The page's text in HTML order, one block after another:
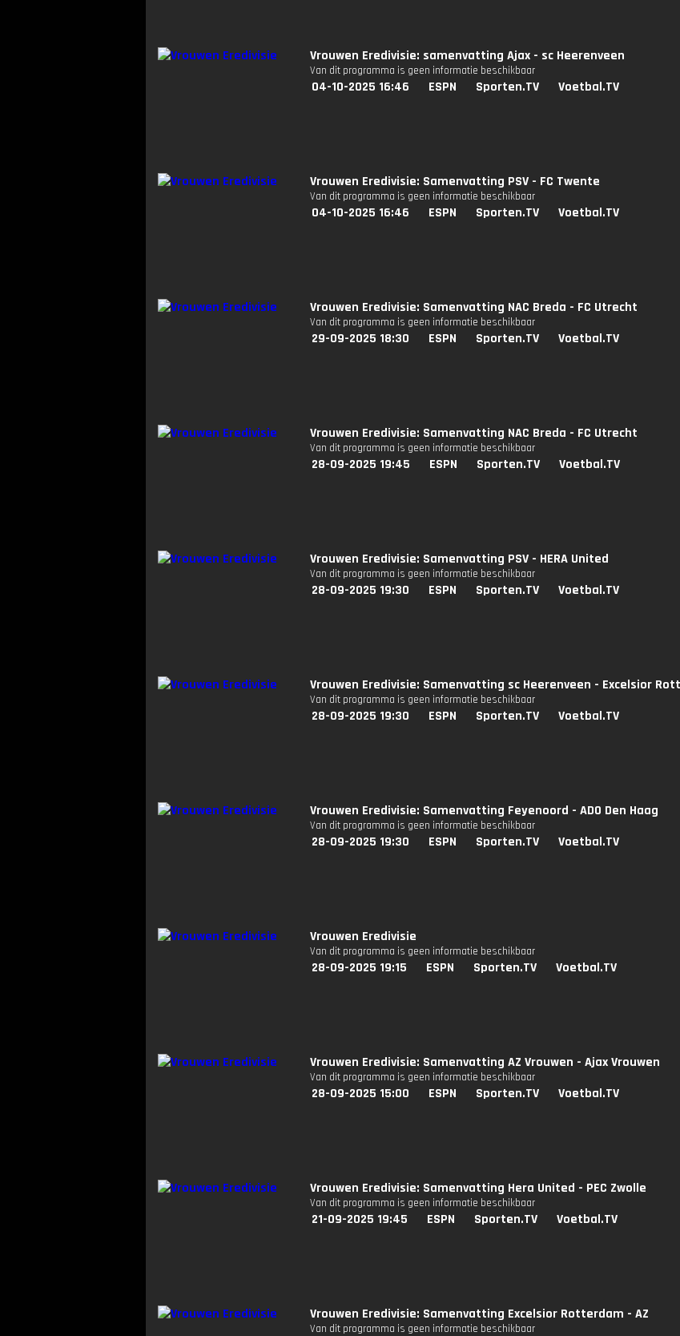
Vrouwen Eredivisie: samenvatting Ajax - sc Heerenveen
Van dit programma is geen informatie beschikbaar
04-10-2025 16:46 ESPN Sporten.TV Voetbal.TV
Vrouwen Eredivisie: Samenvatting PSV - FC Twente
Van dit programma is geen informatie beschikbaar
04-10-2025 16:46 ESPN Sporten.TV Voetbal.TV
Vrouwen Eredivisie: Samenvatting NAC Breda - FC Utrecht
Van dit programma is geen informatie beschikbaar
29-09-2025 18:30 ESPN Sporten.TV Voetbal.TV
Vrouwen Eredivisie: Samenvatting NAC Breda - FC Utrecht
Van dit programma is geen informatie beschikbaar
28-09-2025 19:45 ESPN Sporten.TV Voetbal.TV
Vrouwen Eredivisie: Samenvatting PSV - HERA United
Van dit programma is geen informatie beschikbaar
28-09-2025 19:30 ESPN Sporten.TV Voetbal.TV
Vrouwen Eredivisie: Samenvatting sc Heerenveen - Excelsior
Van dit programma is geen informatie beschikbaar
28-09-2025 19:30 ESPN Sporten.TV Voetbal.TV
Vrouwen Eredivisie: Samenvatting Feyenoord - ADO Den Haag
Van dit programma is geen informatie beschikbaar
28-09-2025 19:30 ESPN Sporten.TV Voetbal.TV
Vrouwen Eredivisie
Van dit programma is geen informatie beschikbaar
28-09-2025 19:15 ESPN Sporten.TV Voetbal.TV
Vrouwen Eredivisie: Samenvatting AZ Vrouwen - Ajax Vrouwen
Van dit programma is geen informatie beschikbaar
28-09-2025 15:00 ESPN Sporten.TV Voetbal.TV
Vrouwen Eredivisie: Samenvatting Hera United - PEC Zwolle
Van dit programma is geen informatie beschikbaar
21-09-2025 19:45 ESPN Sporten.TV Voetbal.TV
Vrouwen Eredivisie: Samenvatting Excelsior Rotterdam - AZ
Van dit programma is geen informatie beschikbaar